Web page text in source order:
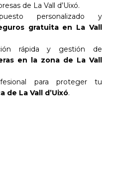
de La Vall d’Uixó.
personalizado y
gratuita en La Vall
rápida y gestión de
en la zona de La Vall
para proteger tu
de La Vall d’Uixó.